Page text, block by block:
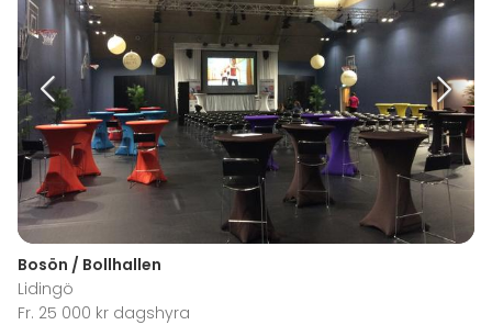
Bosön / Bollhallen
Lidingö
Fr. 25 000 kr dagshyra